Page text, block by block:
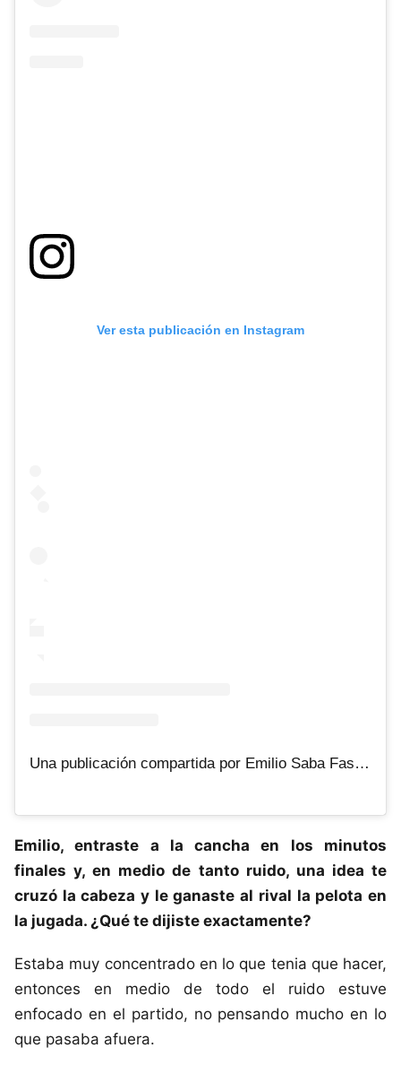
Ver esta publicación en Instagram
Una publicación compartida por Emilio Saba Fassioli (@emilio_saba)
Emilio, entraste a la cancha en los minutos
finales y, en medio de tanto ruido, una idea te
cruzó la cabeza y le ganaste al rival la pelota en
la jugada. ¿Qué te dijiste exactamente?
Estaba muy concentrado en lo que tenia que hacer,
entonces en medio de todo el ruido estuve
enfocado en el partido, no pensando mucho en lo
que pasaba afuera.